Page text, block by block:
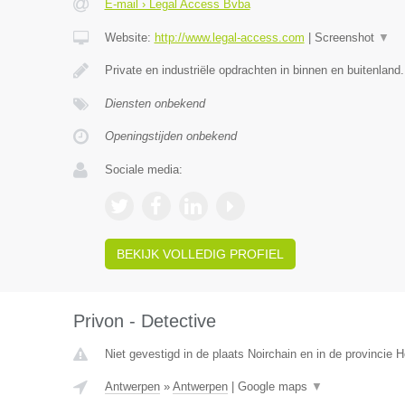
E-mail › Legal Access Bvba
Website: http://www.legal-access.com Screenshot ▼
Private en industriële opdrachten in binnen en buitenland.
Diensten onbekend
Openingstijden onbekend
Sociale media:
BEKIJK VOLLEDIG PROFIEL
Privon - Detective
Niet gevestigd in de plaats Noirchain en in de provincie
Antwerpen» Antwerpen| Google maps ▼